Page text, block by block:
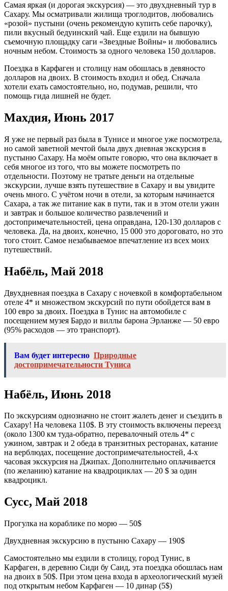
Самая яркая (и дорогая экскурсия) — это двухдневный тур в
Сахару. Мы осматривали жилища троглодитов, любовались
«розой» пустыни (очень рекомендую купить себе парочку),
пили вкусный бедуинский чай. Еще ездили на бывшую
съемочную площадку саги «Звездные Войны» и любовались
ночным небом. Стоимость за одного человека 150 долларов.
Поездка в Карфаген и столицу нам обошлась в девяносто
долларов на двоих. В стоимость входил и обед. Сначала
хотели ехать самостоятельно, но, подумав, решили, что
помощь гида лишней не будет.
Махдия, Июнь 2017
Я уже не первый раз была в Тунисе и многое уже посмотрела,
но самой заветной мечтой была двух дневная экскурсия в
пустыню Сахару. На моём опыте говорю, что она включает в
себя многое из того, что вы можете посмотреть по
отдельности. Поэтому не тратьте деньги на отдельные
экскурсии, лучше взять путешествие в Сахару и вы увидите
очень много. С учётом ночи в отели, за которым начинается
Сахара, а так же питание как в пути, так и в этом отели ужин
и завтрак и большое количество развлечений и
достопримечательностей, цена оправдана, 120-130 долларов с
человека. Да, на двоих, конечно, 15 000 это дороговато, но это
того стоит. Самое незабываемое впечатление из всех моих
путешествий.
Набёль, Май 2018
Двухдневная поездка в Сахару с ночевкой в комфортабельном
отеле 4* и множеством экскурсий по пути обойдется вам в
100 евро за двоих. Поездка в Тунис на автомобиле с
посещением музея Бардо и виллы барона Эрланже — 50 евро
(95% расходов — это транспорт).
Вам будет интересно Природные
достопримечательности Туниса
Набёль, Июнь 2018
По экскурсиям однозначно не стоит жалеть денег и съездить в
Сахару! На человека 110$. В эту стоимость включены переезд
(около 1300 км туда-обратно, перевалочный отель 4* с
ужином, завтрак и 2 обеда в транзитных ресторанах, катание
на верблюдах, посещение достопримечательностей, 4-х
часовая экскурсия на Джипах. Дополнительно оплачивается
(по желанию) катание на квадроциклах — 20 $ за один
квадроцикл.
Сусс, Май 2018
Прогулка на кораблике по морю — 50$
Двухдневная экскурсию в пустыню Сахару — 190$
Самостоятельно мы ездили в столицу, город Тунис, в
Карфаген, в деревню Сиди бу Саид, эта поездка обошлась нам
на двоих в 50$. При этом цена входа в археологический музей
под открытым небом Карфаген — 10 динар (5$)